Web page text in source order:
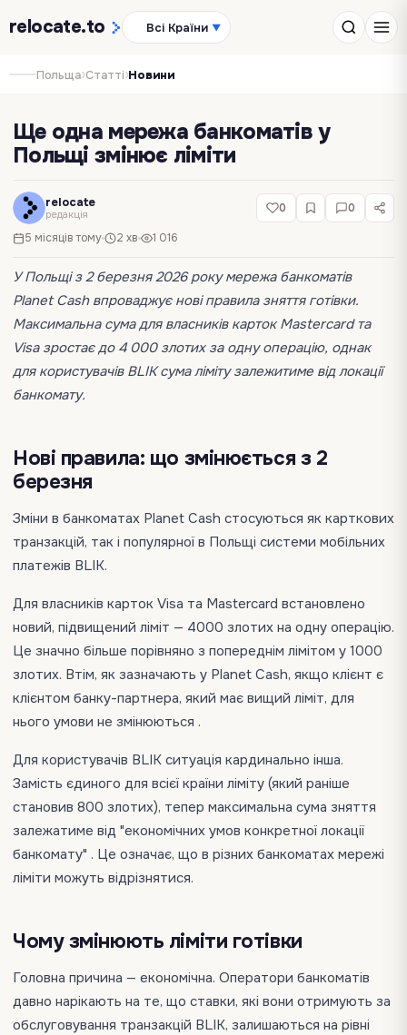
relocate.to Всі Країни ▼
Польща›Статті›Новини
Ще одна мережа банкоматів у
Польщі змінює ліміти
relocate
редакція
5 місяців тому 2 хв 1 016
0 0
У Польщі з 2 березня 2026 року мережа банкоматів
Planet Cash впроваджує нові правила зняття готівки.
Максимальна сума для власників карток Mastercard та
Visa зростає до 4 000 злотих за одну операцію, однак
для користувачів BLIK сума ліміту залежитиме від локації
банкомату.
Нові правила: що змінюється з 2
березня
Зміни в банкоматах Planet Cash стосуються як карткових
транзакцій, так і популярної в Польщі системи мобільних
платежів BLIK.
Для власників карток Visa та Mastercard встановлено
новий, підвищений ліміт — 4000 злотих на одну операцію.
Це значно більше порівняно з попереднім лімітом у 1000
злотих. Втім, як зазначають у Planet Cash, якщо клієнт є
клієнтом банку-партнера, який має вищий ліміт, для
нього умови не змінюються .
Для користувачів BLIK ситуація кардинально інша.
Замість єдиного для всієї країни ліміту (який раніше
становив 800 злотих), тепер максимальна сума зняття
залежатиме від "економічних умов конкретної локації
банкомату" . Це означає, що в різних банкоматах мережі
ліміти можуть відрізнятися.
Чому змінюють ліміти готівки
Головна причина — економічна. Оператори банкоматів
давно нарікають на те, що ставки, які вони отримують за
обслуговування транзакцій BLIK, залишаються на рівні